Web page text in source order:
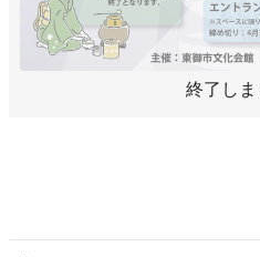
終了しま